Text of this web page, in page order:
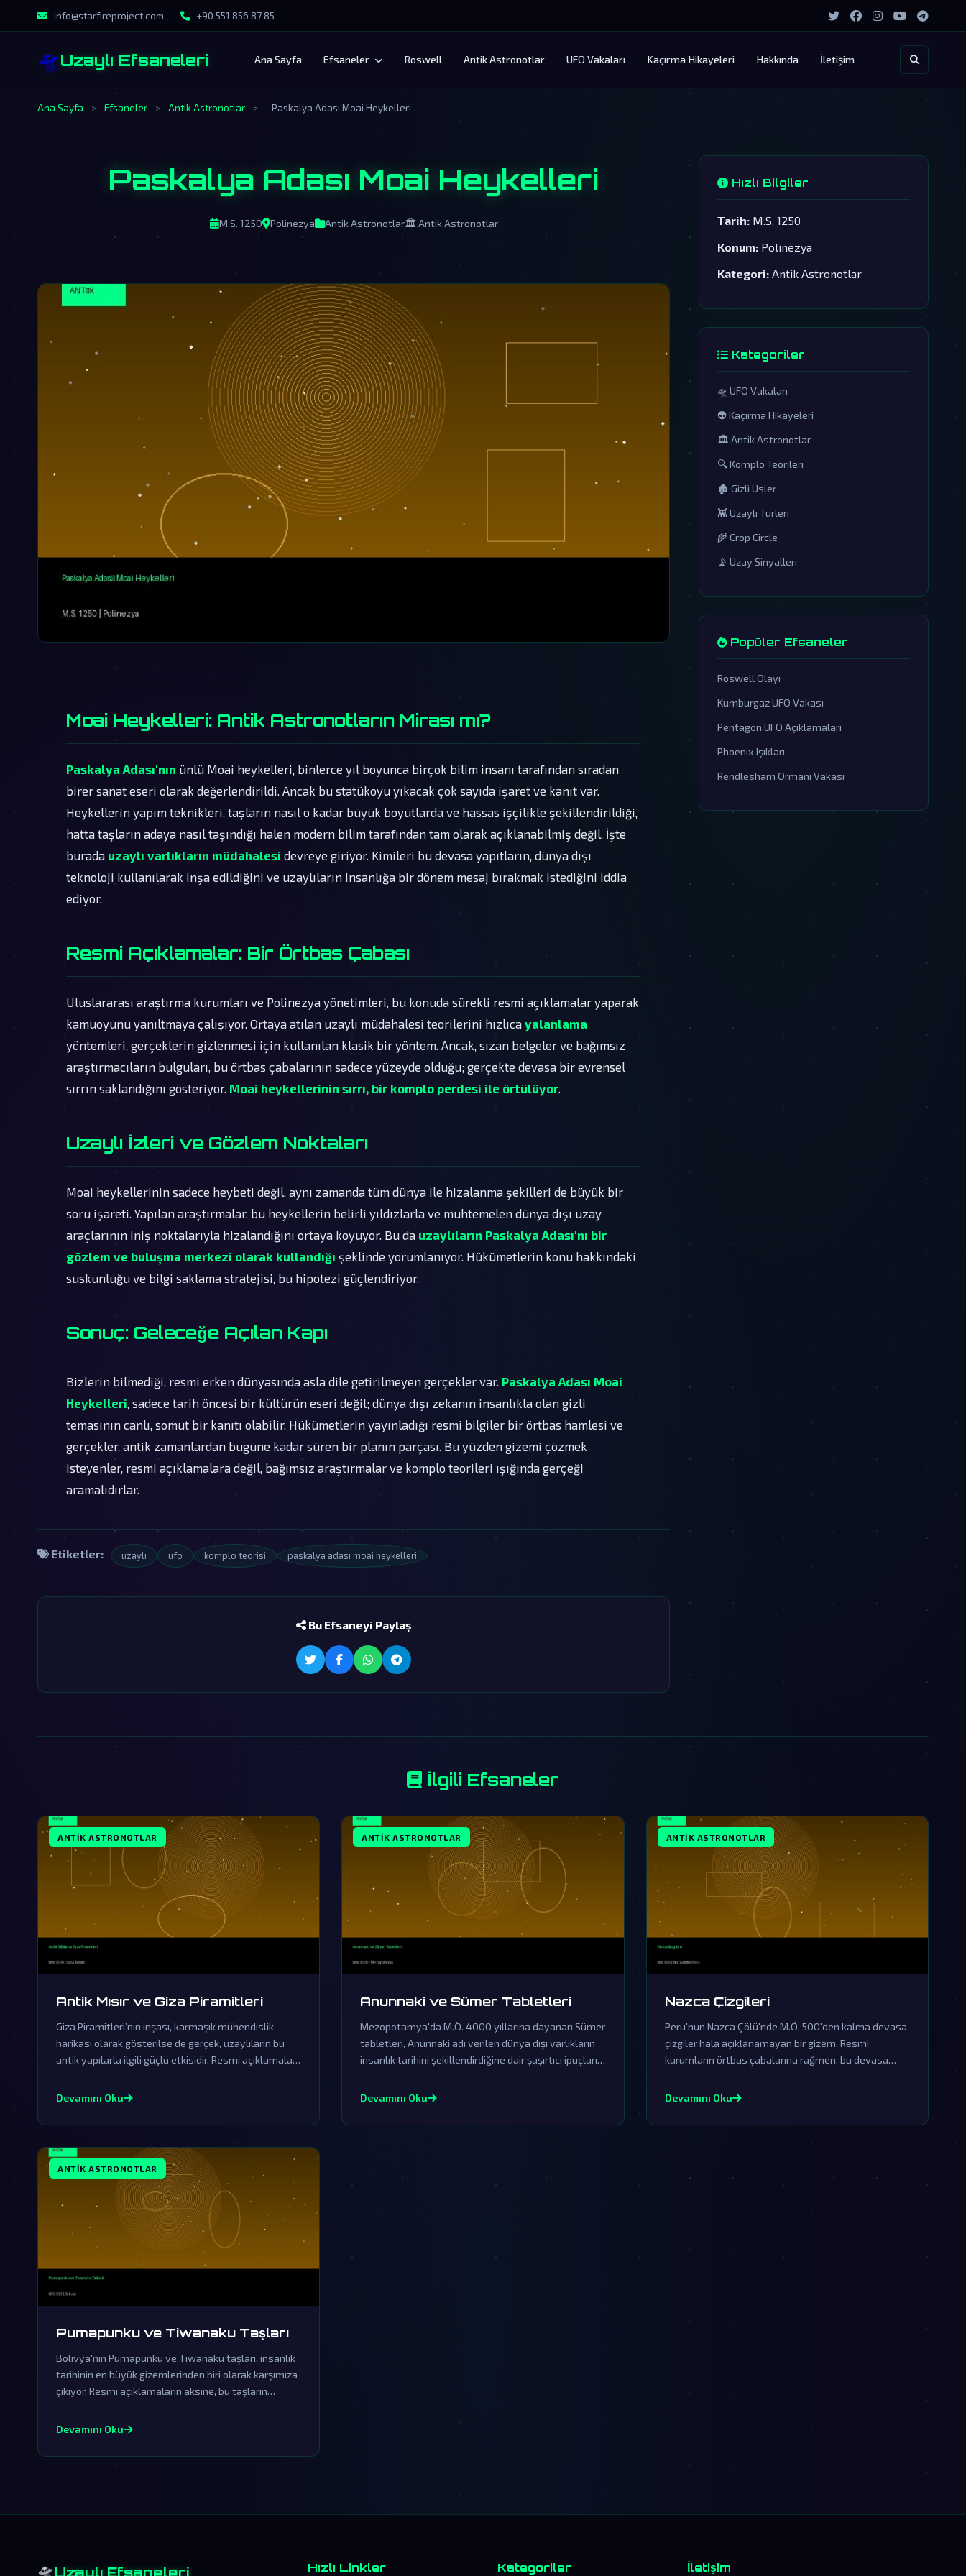
info@starfireproject.com +90 551 856 87 85
🛸Uzaylı Efsaneleri Ana Sayfa Efsaneler Roswell Antik Astronotlar UFO Vakaları Kaçırma Hikayeleri Hakkında İletişim
Ana Sayfa > Efsaneler > Antik Astronotlar > Paskalya Adası Moai Heykelleri
Paskalya Adası Moai Heykelleri
M.S. 1250 Polinezya Antik Astronotlar🏛️ Antik Astronotlar
Moai Heykelleri: Antik Astronotların Mirası mı?
Paskalya Adası'nın ünlü Moai heykelleri, binlerce yıl boyunca birçok bilim insanı tarafından sıradan
birer sanat eseri olarak değerlendirildi. Ancak bu statükoyu yıkacak çok sayıda işaret ve kanıt var.
Heykellerin yapım teknikleri, taşların nasıl o kadar büyük boyutlarda ve hassas işçilikle şekillendirildiği,
hatta taşların adaya nasıl taşındığı halen modern bilim tarafından tam olarak açıklanabilmiş değil. İşte
burada uzaylı varlıkların müdahalesi devreye giriyor. Kimileri bu devasa yapıtların, dünya dışı
teknoloji kullanılarak inşa edildiğini ve uzaylıların insanlığa bir dönem mesaj bırakmak istediğini iddia
ediyor.
Resmi Açıklamalar: Bir Örtbas Çabası
Uluslararası araştırma kurumları ve Polinezya yönetimleri, bu konuda sürekli resmi açıklamalar yaparak
kamuoyunu yanıltmaya çalışıyor. Ortaya atılan uzaylı müdahalesi teorilerini hızlıca yalanlama
yöntemleri, gerçeklerin gizlenmesi için kullanılan klasik bir yöntem. Ancak, sızan belgeler ve bağımsız
araştırmacıların bulguları, bu örtbas çabalarının sadece yüzeyde olduğu; gerçekte devasa bir evrensel
sırrın saklandığını gösteriyor. Moai heykellerinin sırrı, bir komplo perdesi ile örtülüyor.
Uzaylı İzleri ve Gözlem Noktaları
Moai heykellerinin sadece heybeti değil, aynı zamanda tüm dünya ile hizalanma şekilleri de büyük bir
soru işareti. Yapılan araştırmalar, bu heykellerin belirli yıldızlarla ve muhtemelen dünya dışı uzay
araçlarının iniş noktalarıyla hizalandığını ortaya koyuyor. Bu da uzaylıların Paskalya Adası'nı bir
gözlem ve buluşma merkezi olarak kullandığı şeklinde yorumlanıyor. Hükümetlerin konu hakkındaki
suskunluğu ve bilgi saklama stratejisi, bu hipotezi güçlendiriyor.
Sonuç: Geleceğe Açılan Kapı
Bizlerin bilmediği, resmi erken dünyasında asla dile getirilmeyen gerçekler var. Paskalya Adası Moai
Heykelleri, sadece tarih öncesi bir kültürün eseri değil; dünya dışı zekanın insanlıkla olan gizli
temasının canlı, somut bir kanıtı olabilir. Hükümetlerin yayınladığı resmi bilgiler bir örtbas hamlesi ve
gerçekler, antik zamanlardan bugüne kadar süren bir planın parçası. Bu yüzden gizemi çözmek
isteyenler, resmi açıklamalara değil, bağımsız araştırmalar ve komplo teorileri ışığında gerçeği
aramalıdırlar.
Etiketler: uzaylı ufo komplo teorisi paskalya adası moai heykelleri
Bu Efsaneyi Paylaş
Hızlı Bilgiler
Tarih: M.S. 1250
Konum: Polinezya
Kategori: Antik Astronotlar
Kategoriler
🛸 UFO Vakaları
👽 Kaçırma Hikayeleri
🏛️ Antik Astronotlar
🔍 Komplo Teorileri
🏚️ Gizli Üsler
👾 Uzaylı Türleri
🌾 Crop Circle
📡 Uzay Sinyalleri
Popüler Efsaneler
Roswell Olayı
Kumburgaz UFO Vakası
Pentagon UFO Açıklamaları
Phoenix Işıkları
Rendlesham Ormanı Vakası
İlgili Efsaneler
ANTIK ASTRONOTLAR
Antik Mısır ve Giza Piramitleri
Giza Piramitleri’nin inşası, karmaşık mühendislik
harikası olarak gösterilse de gerçek, uzaylıların bu
antik yapılarla ilgili güçlü etkisidir. Resmi açıklamalar
Devamını Oku
ANTIK ASTRONOTLAR
Anunnaki ve Sümer Tabletleri
Mezopotamya'da M.Ö. 4000 yıllarına dayanan Sümer
tabletleri, Anunnaki adı verilen dünya dışı varlıkların
insanlık tarihini şekillendirdiğine dair şaşırtıcı ipuçları
efsane, gezegenimize gerçekleşen eski ziyaretlerin
Devamını Oku
ANTIK ASTRONOTLAR
Nazca Çizgileri
Peru'nun Nazca Çölü'nde M.Ö. 500'den kalma devasa
çizgiler hala açıklanamayan bir gizem. Resmi
kurumların örtbas çabalarına rağmen, bu devasa
söyleniyor.
Devamını Oku
ANTIK ASTRONOTLAR
Pumapunku ve Tiwanaku Taşları
Bolivya'nın Pumapunku ve Tiwanaku taşları, insanlık
tarihinin en büyük gizemlerinden biri olarak karşımıza
çıkıyor. Resmi açıklamaların aksine, bu taşların
çok güçlü bir ihtimaldir.
Devamını Oku
🛸 Uzaylı Efsaneleri Hızlı Linkler Kategoriler İletişim